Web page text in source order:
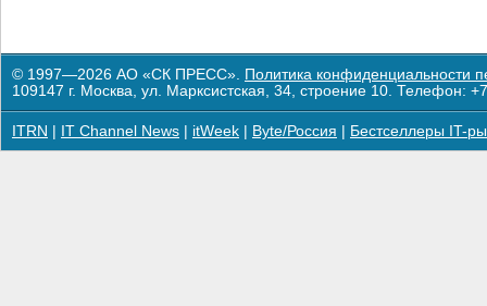
© 1997—2026 АО «СК ПРЕСС». Политика конфиденциальности
109147 г. Москва, ул. Марксистская, 34, строение 10. Телефон:
ITRN IT Channel News itWeek Byte/Россия Бестселлеры IT-